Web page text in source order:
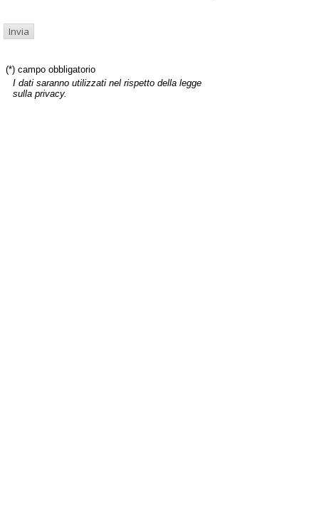
(*) campo obbligatorio
I dati saranno utilizzati nel rispetto della legge
sulla privacy.